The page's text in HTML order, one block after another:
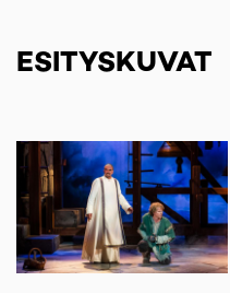
ESITYSKUVAT